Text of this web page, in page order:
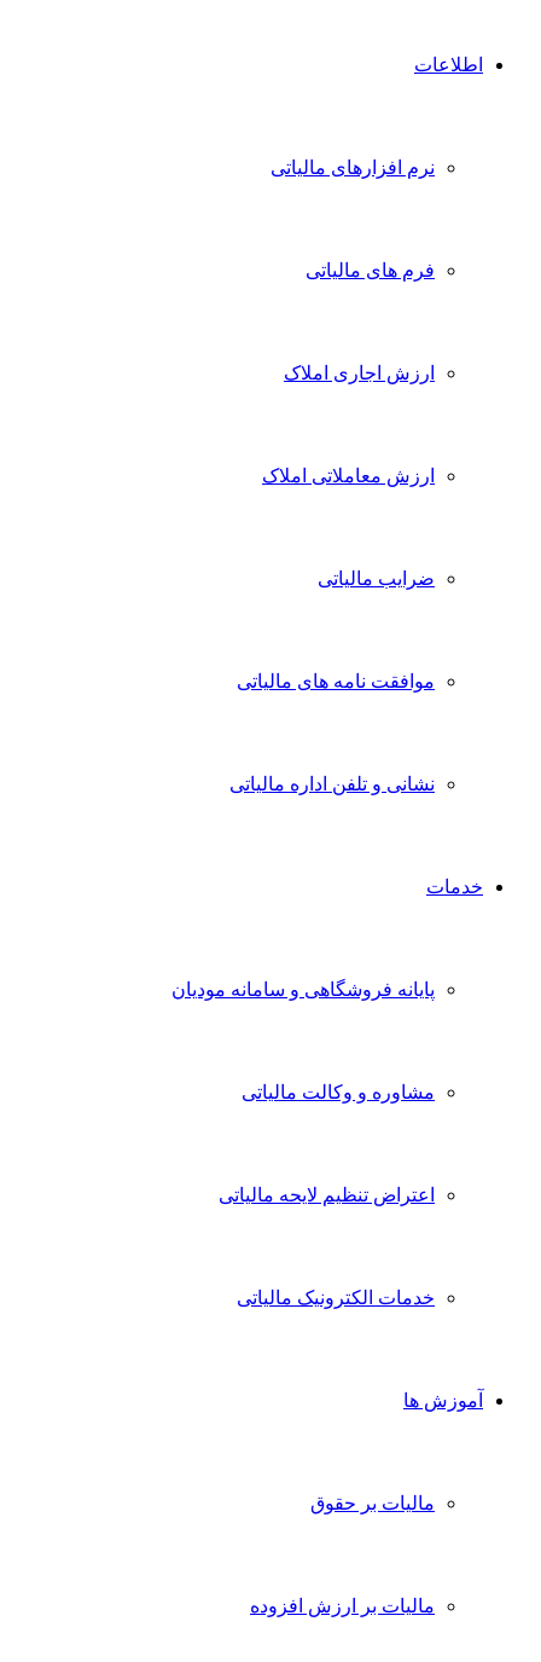
اطلاعات
نرم افزارهای مالیاتی
فرم های مالیاتی
ارزش اجاری املاک
ارزش معاملاتی املاک
ضرایب مالیاتی
موافقت نامه های مالیاتی
نشانی و تلفن اداره مالیاتی
خدمات
پایانه فروشگاهی و سامانه مودیان
مشاوره و وکالت مالیاتی
اعتراض تنظیم لایحه مالیاتی
خدمات الکترونیک مالیاتی
آموزش ها
مالیات بر حقوق
مالیات بر ارزش افزوده